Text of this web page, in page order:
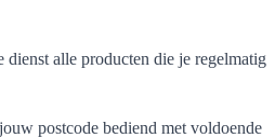
dienst alle producten die je regelmatig
postcode bediend met voldoende